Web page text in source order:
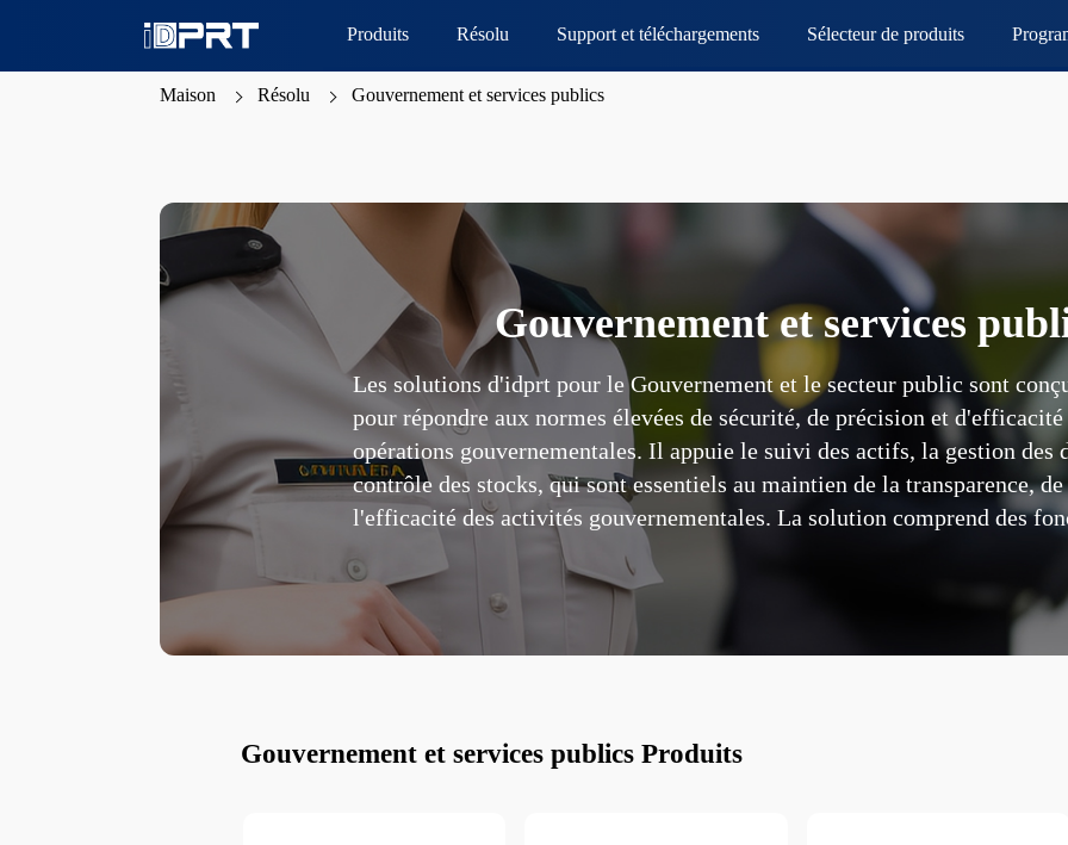
Produits Résolu Support et téléchargements Sélecteur de produits
Maison Résolu Gouvernement et services publics
Gouvernement et services
Les solutions d'idprt pour le Gouvernement et le secteur public sont
pour répondre aux normes élevées de sécurité, de précision et
opérations gouvernementales. Il appuie le suivi des actifs, la gestion des
contrôle des stocks, qui sont essentiels au maintien de la transparence,
l'efficacité des activités gouvernementales. La solution comprend des
avancées telles que les étiquettes RFID, largeme
Gouvernement et services publics Produits